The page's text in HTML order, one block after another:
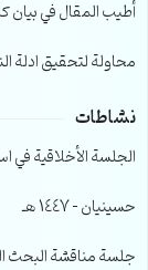
أطيب المقال في بيان
محاولة لتحقيق ادلة
نشاطات
الجلسة الأخلاقية في
حسينيان – 1447 هـ
جلسة مناقشة البحث